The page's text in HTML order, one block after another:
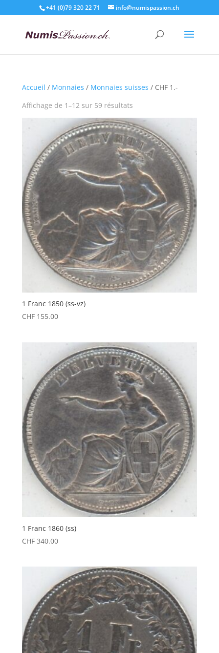
+41 (0)79 320 22 71 info@numispassion.ch
Accueil / Monnaies / Monnaies suisses / CHF 1.-
Affichage de 1–12 sur 59 résultats
1 Franc 1850 (ss-vz)
CHF155.00
1 Franc 1860 (ss)
CHF340.00